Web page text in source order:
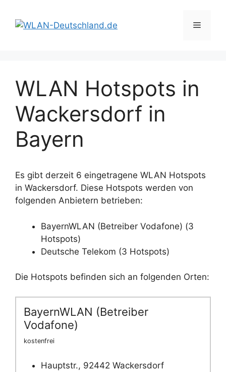
Inhalt
springen
Menü
WLAN Hotspots in
Wackersdorf in
Bayern
Es gibt derzeit 6 eingetragene WLAN Hotspots
in Wackersdorf. Diese Hotspots werden von
folgenden Anbietern betrieben:
BayernWLAN (Betreiber Vodafone) (3
Hotspots)
Deutsche Telekom (3 Hotspots)
Die Hotspots befinden sich an folgenden Orten:
BayernWLAN (Betreiber
Vodafone)
kostenfrei
Hauptstr., 92442 Wackersdorf